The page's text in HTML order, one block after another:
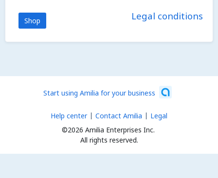
Shop Legal conditions
Start using Amilia for your business
©2026 Amilia Enterprises Inc.
All rights reserved.
Help center Contact Amilia Legal